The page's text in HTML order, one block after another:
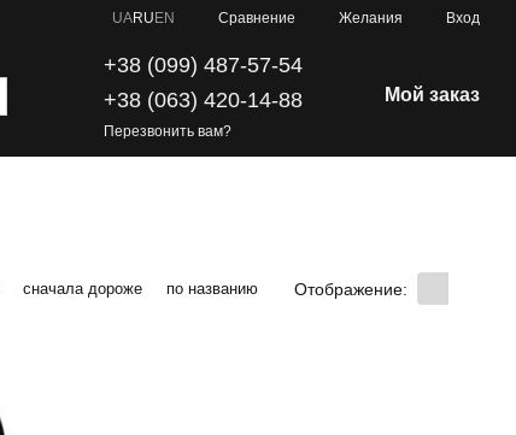
UARU EN Сравнение Желания Вход
+38 (099) 487-57-54
+38 (063) 420-14-88
Перезвонить вам?
Мой заказ
сначала дороже по названию Отображение: